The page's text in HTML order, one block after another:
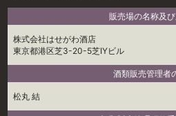
販売場の名称及
株式会社はせがわ酒店
東京都港区芝3-20-5芝IYビル
酒類販売管理者
松丸 結